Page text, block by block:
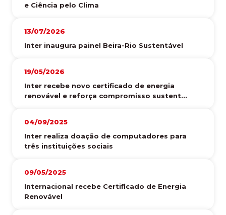
e Ciência pelo Clima
13/07/2026
Inter inaugura painel Beira-Rio Sustentável
19/05/2026
Inter recebe novo certificado de energia
renovável e reforça compromisso sustent...
04/09/2025
Inter realiza doação de computadores para
três instituições sociais
09/05/2025
Internacional recebe Certificado de Energia
Renovável